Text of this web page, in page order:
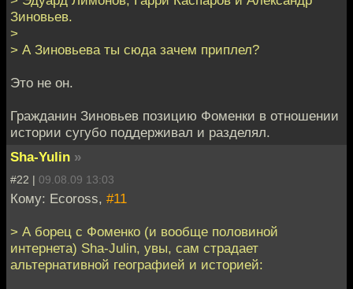
Зиновьев.
>
> А Зиновьева ты сюда зачем приплел?
Это не он.
Гражданин Зиновьев позицию Фоменки в отношении
истории сугубо поддерживал и разделял.
Sha-Yulin »
#22 | 09.08.09 13:03
Кому: Ecoross, #11
> А борец с Фоменко (и вообще половиной
интернета) Sha-Julin, увы, сам страдает
альтернативной географией и историей: